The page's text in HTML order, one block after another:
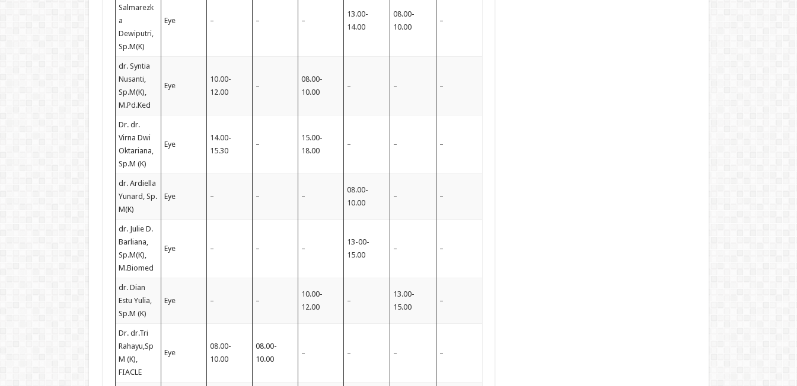
Salmarezk
a
Dewiputri,
Sp.M(K)
Eye – – –
13.00-
14.00
08.00-
10.00
–
dr. Syntia
Nusanti,
Sp.M(K),
M.Pd.Ked
Eye
10.00-
12.00
–
08.00-
10.00
– – –
Dr. dr.
Virna Dwi
Oktariana,
Sp.M (K)
Eye
14.00-
15.30
–
15.00-
18.00
– – –
dr. Ardiella
Yunard, Sp.
M(K)
Eye – – –
08.00-
10.00
– –
dr. Julie D.
Barliana,
Sp.M(K),
M.Biomed
Eye – – –
13-00-
15.00
– –
dr. Dian
Estu Yulia,
Sp.M (K)
Eye – –
10.00-
12.00
–
13.00-
15.00
–
Dr. dr.Tri
Rahayu,Sp
M (K),
FIACLE
Eye
08.00-
10.00
08.00-
10.00
– – – –